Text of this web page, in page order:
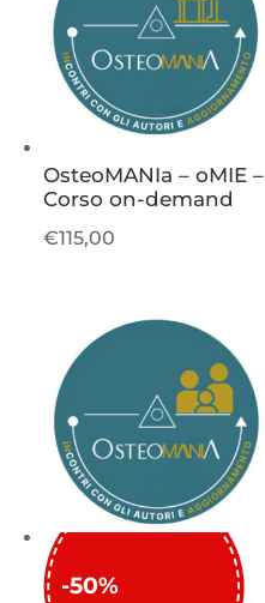
OsteoMANIa – oMIE –
Corso on-demand
€115,00
-50%